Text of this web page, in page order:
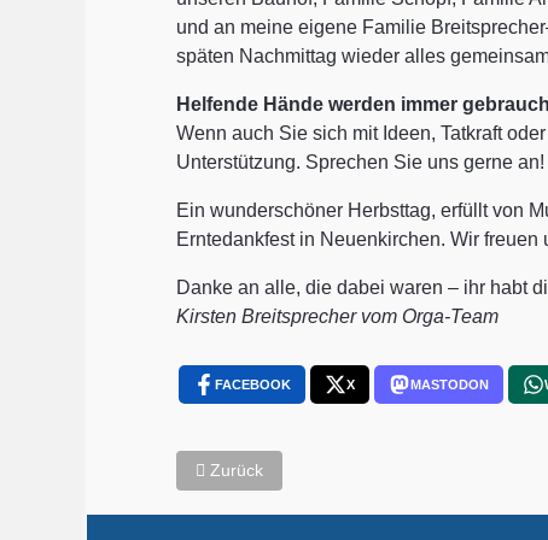
und an meine eigene Familie
späten Nachmittag wieder alles
Helfende Hände werden immer
Wenn auch Sie sich mit Ideen, Tatkraft
Unterstützung. Sprechen Sie uns gerne an!
Ein wunderschöner Herbsttag, erfüllt von
Erntedankfest in Neuenkirchen. Wir freuen
Danke an alle, die dabei waren – ihr habt
Kirsten Breitsprecher vom Orga-Team
FACEBOOK X MASTODON
Vorheriger Beitrag: Auszeichnung für
Zurück